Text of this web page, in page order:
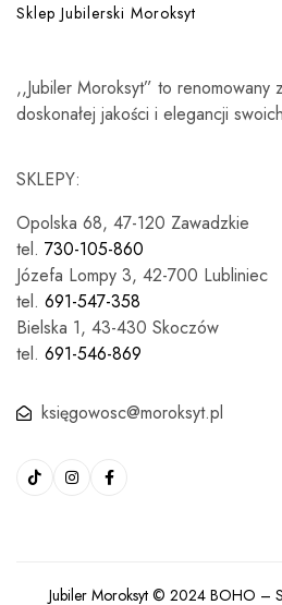
Sklep Jubilerski Moroksyt
,,Jubiler Moroksyt” to renomowany
doskonałej jakości i elegancji
SKLEPY:
Opolska 68, 47-120 Zawadzkie
tel. 730-105-860
Józefa Lompy 3, 42-700 Lubliniec
tel. 691-547-358
Bielska 1, 43-430 Skoczów
tel. 691-546-869
księgowosc@moroksyt.pl
Jubiler Moroksyt © 2024 BOHO –